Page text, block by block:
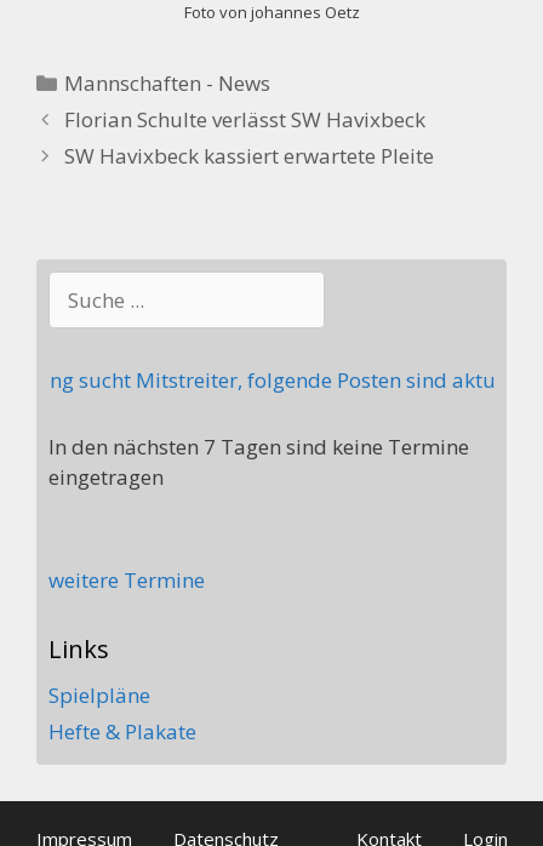
Foto von johannes Oetz
Kategorien
Mannschaften - News
Florian Schulte verlässt SW Havixbeck
SW Havixbeck kassiert erwartete Pleite
sucht Mitstreiter, folgende Posten sind aktuell
In den nächsten 7 Tagen sind keine Termine
eingetragen
weitere Termine
Links
Spielpläne
Hefte & Plakate
Impressum Datenschutz Kontakt Login